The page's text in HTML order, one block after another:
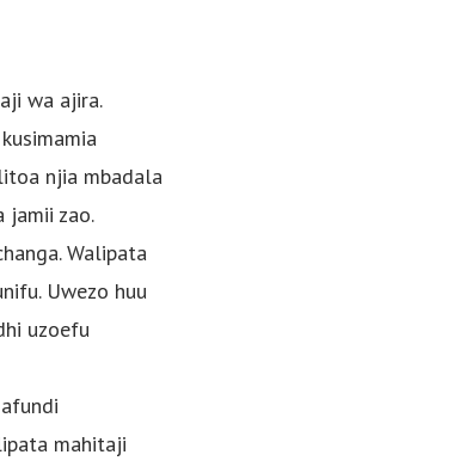
wa ajira.
njia mbadala
jamii zao.
Walipata
Uwezo huu
uzoefu
mahitaji